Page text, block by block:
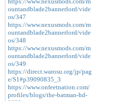
ountandblade2bannerlord/vide
os/347
https://www.nexusmods.com/m
ountandblade2bannerlord/vide
os/348
https://www.nexusmods.com/m
ountandblade2bannerlord/vide
os/349
https://direct.warosu.org/jp/pag
e/S1#p39090835_3
https://www.onfeetnation.com/
profiles/blogs/the-batman-hd-